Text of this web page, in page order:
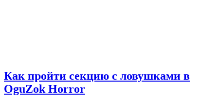
Как пройти секцию с ловушками в
OguZok Horror